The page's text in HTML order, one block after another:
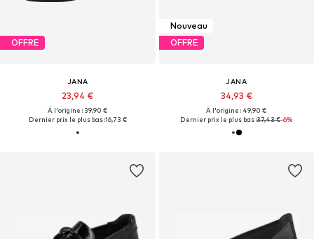
OFFRE
JANA
23,94 €
À l'origine : 39,90 €
Dernier prix le plus bas :16,73 €
Nouveau
OFFRE
JANA
34,93 €
À l'origine : 49,90 €
Dernier prix le plus bas :37,43 €-6%